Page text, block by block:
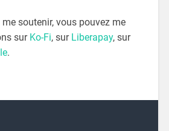
soutenir, vous pouvez me
sur Ko-Fi, sur Liberapay, sur
.